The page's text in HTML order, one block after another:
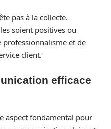
pas à la collecte.
soient positives ou
et de
client.
efficace
aspect fondamental pour